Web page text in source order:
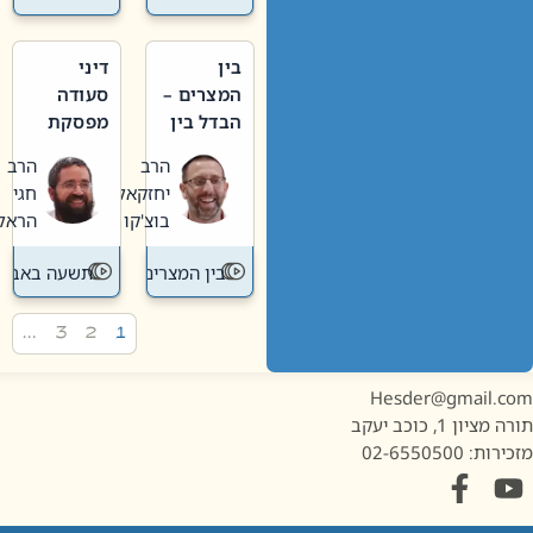
בין
המצרים –
הבדל בין
חדשה
לישנה
הרב
יחזקאל
בוצ'קו
בין המצרים
דיני
סעודה
מפסקת
תשעה
באב
הרב
חגי
הראל
תשעה באב
1, כוכב יעקב
02-6550500